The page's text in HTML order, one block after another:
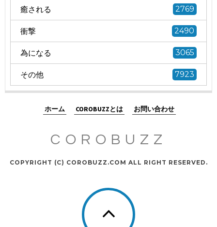
癒される 2769
衝撃 2490
為になる 3065
その他 7923
ホーム COROBUZZとは お問い合わせ
COROBUZZ
COPYRIGHT (C) COROBUZZ.COM ALL RIGHT RESERVED.